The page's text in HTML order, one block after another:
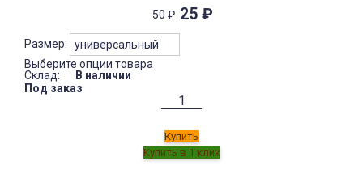
50 ₽ 25 ₽
Размер:
Выберите опции товара
Склад:
В наличии
Под заказ
Купить